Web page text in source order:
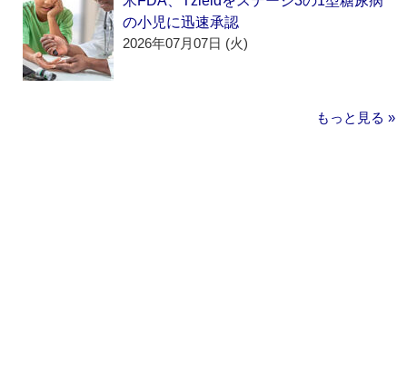
の小児に迅速承認
2026年07月07日 (火)
もっと見る »